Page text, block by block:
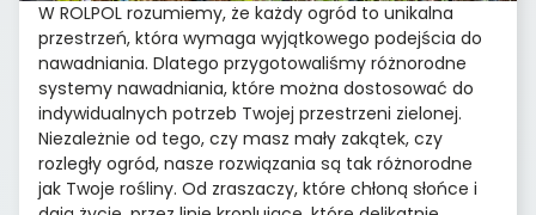
W ROLPOL rozumiemy, że każdy ogród to unikalna
przestrzeń, która wymaga wyjątkowego podejścia do
nawadniania. Dlatego przygotowaliśmy różnorodne
systemy nawadniania, które można dostosować do
indywidualnych potrzeb Twojej przestrzeni zielonej.
Niezależnie od tego, czy masz mały zakątek, czy
rozległy ogród, nasze rozwiązania są tak różnorodne
jak Twoje rośliny. Od zraszaczy, które chłoną słońce i